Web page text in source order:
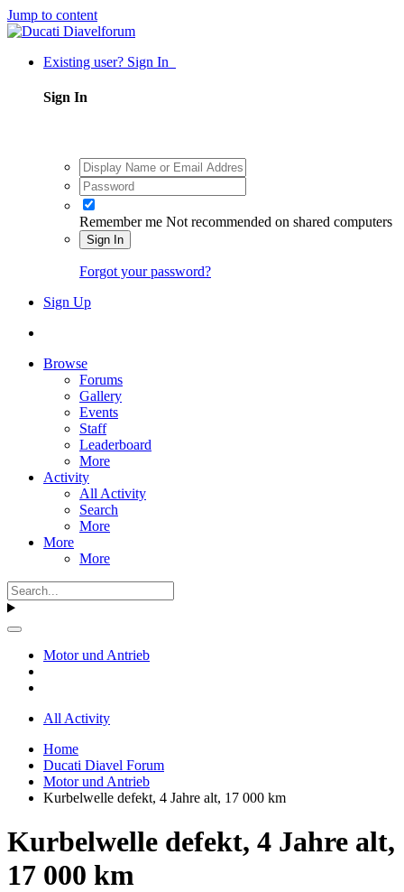
Jump to content
Existing user? Sign In
Sign In
Remember me Not recommended on shared computers
Sign In
Forgot your password?
Sign Up
Browse
Forums
Gallery
Events
Staff
Leaderboard
More
Activity
All Activity
Search
More
More
More
Motor und Antrieb
All Activity
Home
Ducati Diavel Forum
Motor und Antrieb
Kurbelwelle defekt, 4 Jahre alt, 17 000 km
Kurbelwelle defekt, 4 Jahre alt,
17 000 km